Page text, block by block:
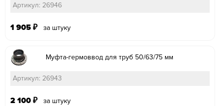
Артикул: 26946
1 905 ₽ за штуку
Муфта-гермоввод для труб 50/63/75 мм
Артикул: 26943
2 100 ₽ за штуку